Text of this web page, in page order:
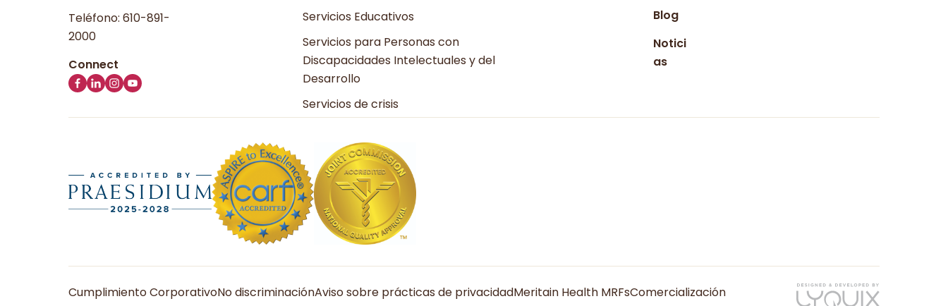
Teléfono:610-891-
2000
Servicios Educativos
Servicios para Personas con
Discapacidades Intelectuales y del
Desarrollo
Servicios de crisis
Blog
Notici
as
Cumplimiento CorporativoNo discriminaciónAviso sobre prácticas de privacidadMeritain Health MRFsComercialización